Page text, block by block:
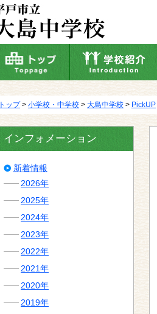
トップ> 小学校・中学校 > 大島中学校 > PickUP
インフォメーション
新着情報
2026年
2025年
2024年
2023年
2022年
2021年
2020年
2019年